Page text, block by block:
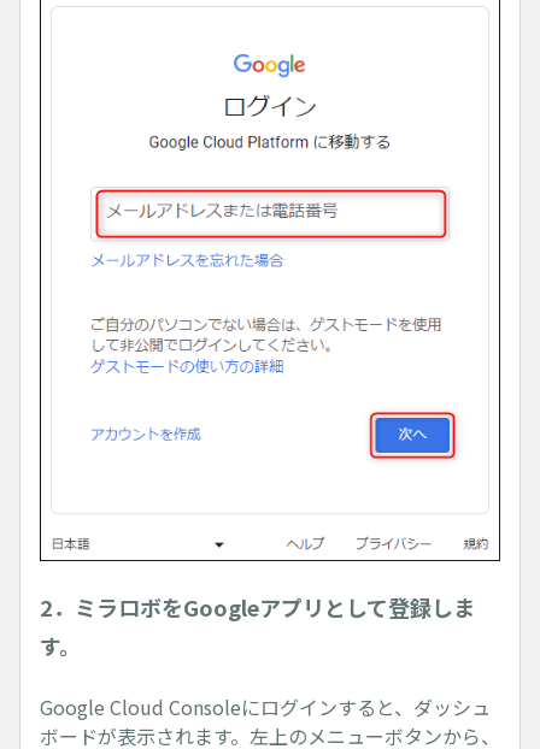
2．ミラロボをGoogleアプリとして登録しま
す。
Google Cloud Consoleにログインすると、ダッシュ
ボードが表示されます。左上のメニューボタンから、